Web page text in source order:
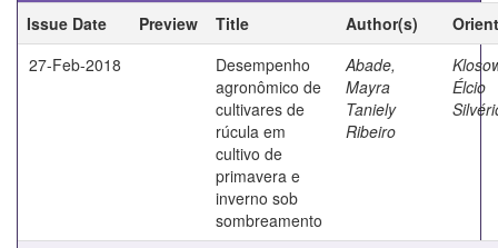
Issue Date
Preview Title Author(s)
27-Feb-2018
Desempenho
agronômico de
cultivares de
rúcula em
cultivo de
primavera e
inverno sob
sombreamento
Abade,
Mayra
Taniely
Ribeiro
Élcio